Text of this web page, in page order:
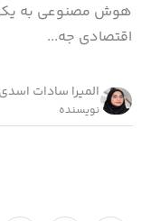
هوش مصنوعی به
اقتصادی جه...
المیرا سادات اسدی
نویسنده